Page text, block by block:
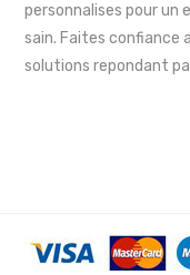
personnalises pour un
sain. Faites confiance
solutions repondant